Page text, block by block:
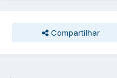
Compartilhar